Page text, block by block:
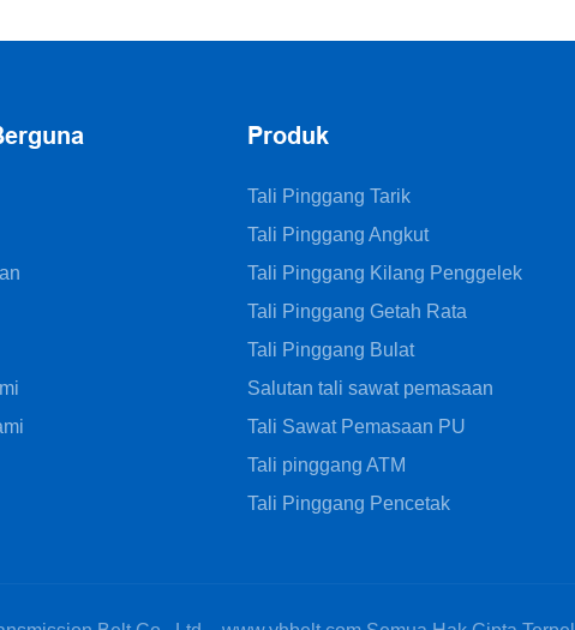
Produk
Tali Pinggang Tarik
Tali Pinggang Angkut
Tali Pinggang Kilang Penggelek
Tali Pinggang Getah Rata
Tali Pinggang Bulat
Salutan tali sawat pemasaan
Tali Sawat Pemasaan PU
Tali pinggang ATM
Tali Pinggang Pencetak